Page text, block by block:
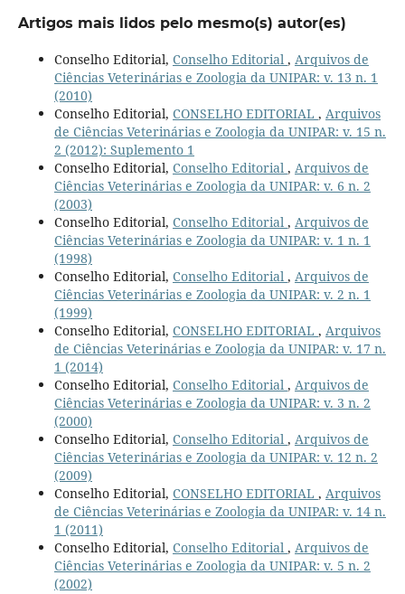
Artigos mais lidos pelo mesmo(s) autor(es)
Conselho Editorial, Conselho Editorial , Arquivos de
Ciências Veterinárias e Zoologia da UNIPAR: v. 13 n. 1
(2010)
Conselho Editorial, CONSELHO EDITORIAL , Arquivos
de Ciências Veterinárias e Zoologia da UNIPAR: v. 15 n.
2 (2012): Suplemento 1
Conselho Editorial, Conselho Editorial , Arquivos de
Ciências Veterinárias e Zoologia da UNIPAR: v. 6 n. 2
(2003)
Conselho Editorial, Conselho Editorial , Arquivos de
Ciências Veterinárias e Zoologia da UNIPAR: v. 1 n. 1
(1998)
Conselho Editorial, Conselho Editorial , Arquivos de
Ciências Veterinárias e Zoologia da UNIPAR: v. 2 n. 1
(1999)
Conselho Editorial, CONSELHO EDITORIAL , Arquivos
de Ciências Veterinárias e Zoologia da UNIPAR: v. 17 n.
1 (2014)
Conselho Editorial, Conselho Editorial , Arquivos de
Ciências Veterinárias e Zoologia da UNIPAR: v. 3 n. 2
(2000)
Conselho Editorial, Conselho Editorial , Arquivos de
Ciências Veterinárias e Zoologia da UNIPAR: v. 12 n. 2
(2009)
Conselho Editorial, CONSELHO EDITORIAL , Arquivos
de Ciências Veterinárias e Zoologia da UNIPAR: v. 14 n.
1 (2011)
Conselho Editorial, Conselho Editorial , Arquivos de
Ciências Veterinárias e Zoologia da UNIPAR: v. 5 n. 2
(2002)